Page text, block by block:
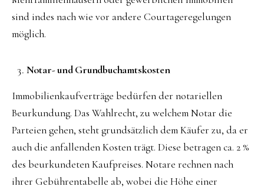
sind indes nach wie vor andere Courtageregelungen
möglich.
Notar- und Grundbuchamtskosten
Immobilienkaufverträge bedürfen der notariellen
Beurkundung. Das Wahlrecht, zu welchem Notar die
Parteien gehen, steht grundsätzlich dem Käufer zu, da er
auch die anfallenden Kosten trägt. Diese betragen ca. 2 %
des beurkundeten Kaufpreises. Notare rechnen nach
ihrer Gebührentabelle ab, wobei die Höhe einer